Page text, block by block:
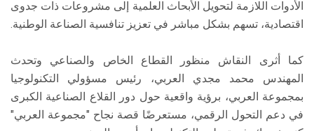
الأدوات اللازمة لتحويل الأبحاث العلمية إلى مشروعات ذات جدوى
اقتصادية، تسهم بشكل مباشر في تعزيز تنافسية الصناعة الوطنية.
كما أثرى النقاش منظور القطاع الخاص والصناعي وتحدث
المهندس محمد مجدي العربي، رئيس مسؤولي التكنولوجيا
بمجموعة العربي، برؤية واقعية حول دور القلاع الصناعية الكبرى
في دعم التحول الرقمي، مستعرضًا قصة نجاح "مجموعة العربي"